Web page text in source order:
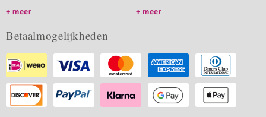
meer
meer
Betaalmogelijkheden